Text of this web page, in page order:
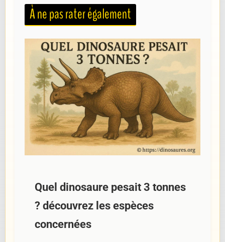
À ne pas rater également
Quel dinosaure pesait 3 tonnes
? découvrez les espèces
concernées